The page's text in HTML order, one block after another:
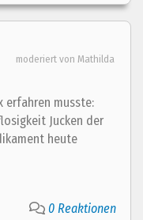
moderiert von Mathilda
erfahren musste:
Jucken der
heute
0 Reaktionen